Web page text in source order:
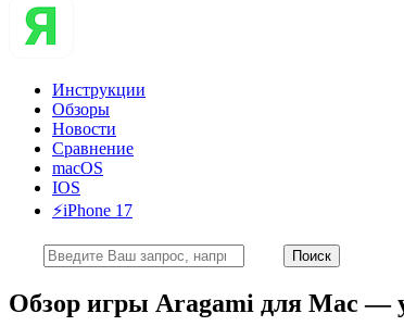
Инструкции
Обзоры
Новости
Сравнение
macOS
IOS
⚡️iPhone 17
Обзор игры Aragami для Mac —